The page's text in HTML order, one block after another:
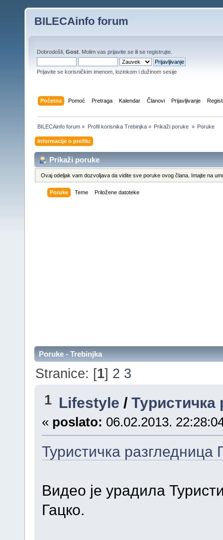
BILECAinfo forum
Dobrodošli, Gost . Molim vas prijavite se ili se registrujte
Prijavite se korisničkim imenom, lozinkom i dužinom sesije
Početna Pomoć Pretraga Kalendar Članovi Prijavljivanje
BILECAinfo forum » Profil korisnika Trebinjka» Prikaži poruke » Poruke
Informacije o profilu
Prikaži poruke
Ovaj odeljak vam dozvoljava da vidite sve poruke ovog člana. Imajte na
Poruke Teme Priložene datoteke
Poruke - Trebinjka
Stranice: [1] 2 3
1 Lifestyle /Туристичка
« poslato: 06.02.2013.
Туристичка разгледница
Видео је урадила
Гацко.